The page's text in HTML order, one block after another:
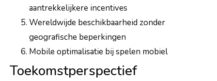
aantrekkelijkere incentives
Wereldwijde beschikbaarheid zonder
geografische beperkingen
Mobile optimalisatie bij spelen mobiel
Toekomstperspectief